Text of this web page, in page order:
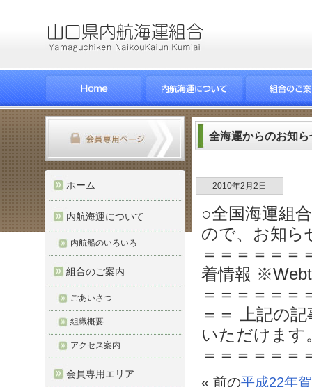
ホーム
内航海運について
内航船のいろいろ
組合のご案内
ごあいさつ
組織概要
アクセス案内
会員専用エリア
全海運からのお知ら
2010年2月2日
○全国海運組
ので、お知ら
＝＝＝＝＝＝
着情報
＝＝＝＝＝＝
＝＝ 上記の
いただけます
＝＝＝＝＝＝
« 前の平成22年